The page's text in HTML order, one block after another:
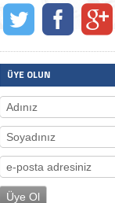
ÜYE OLUN